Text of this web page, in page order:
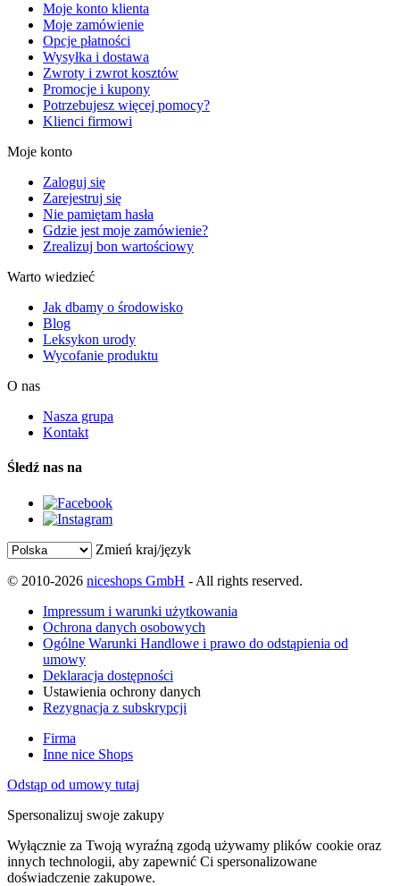
Moje konto klienta
Moje zamówienie
Opcje płatności
Wysyłka i dostawa
Zwroty i zwrot kosztów
Promocje i kupony
Potrzebujesz więcej pomocy?
Klienci firmowi
Moje konto
Zaloguj się
Zarejestruj się
Nie pamiętam hasła
Gdzie jest moje zamówienie?
Zrealizuj bon wartościowy
Warto wiedzieć
Jak dbamy o środowisko
Blog
Leksykon urody
Wycofanie produktu
O nas
Nasza grupa
Kontakt
Śledź nas na
Zmień kraj/język
© 2010-2026 niceshops GmbH - All rights reserved.
Impressum i warunki użytkowania
Ochrona danych osobowych
Ogólne Warunki Handlowe i prawo do odstąpienia od
umowy
Deklaracja dostępności
Ustawienia ochrony danych
Rezygnacja z subskrypcji
Firma
Inne nice Shops
Odstąp od umowy tutaj
Spersonalizuj swoje zakupy
Wyłącznie za Twoją wyraźną zgodą używamy plików cookie oraz
innych technologii, aby zapewnić Ci spersonalizowane
doświadczenie zakupowe.